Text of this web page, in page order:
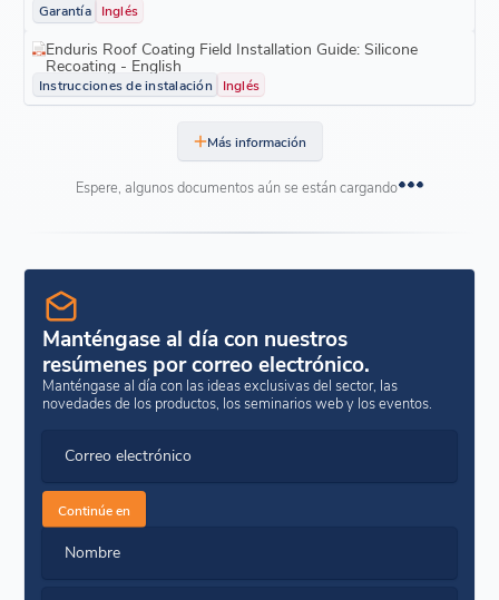
Garantía Inglés
Enduris Roof Coating Field Installation Guide: Silicone
Recoating - English
Instrucciones de instalación Inglés
Más información
Espere, algunos documentos aún se están cargando
Manténgase al día con nuestros
resúmenes por correo electrónico.
Manténgase al día con las ideas exclusivas del sector, las
novedades de los productos, los seminarios web y los eventos.
Correo electrónico
Continúe en
Nombre